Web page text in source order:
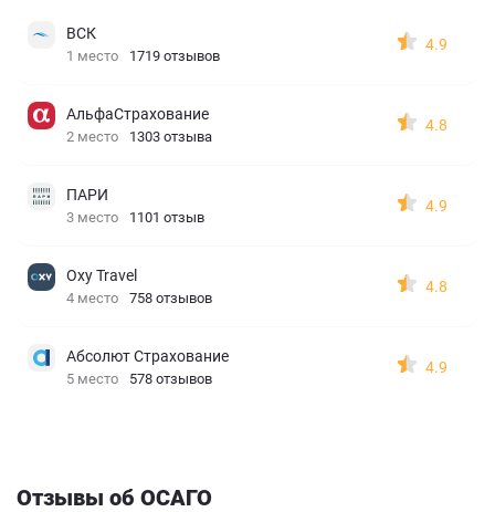
ВСК
1 место 1719 отзывов
4.9
АльфаСтрахование
2 место 1303 отзыва
4.8
ПАРИ
3 место 1101 отзыв
4.9
Oxy Travel
4 место 758 отзывов
4.8
Абсолют Страхование
5 место 578 отзывов
4.9
Отзывы об ОСАГО